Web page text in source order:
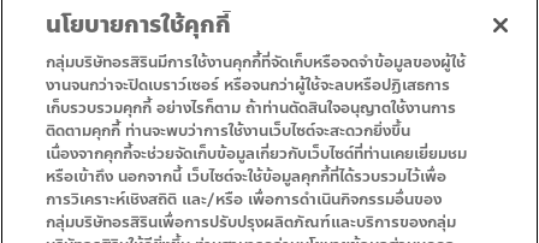
• Homepage
• Promotion
• Service
• Contact Us
นโยบายการใช้คุกกี้
กลุ่มบริษัทอรสิรินมีการใช้งานคุกกี้ที่จัดเก็บหรือจดจำข้อมูลของผู้ใช้
งานจนกว่าจะปิดเบราว์เซอร์ หรือจนกว่าผู้ใช้จะลบหรือปฏิเสธการ
เก็บรวบรวมคุกกี้ อย่างไรก็ตาม ถ้าท่านตัดสินใจอนุญาตใช้งานการ
ติดตามคุกกี้ ท่านจะพบว่าการใช้งานเว็บไซต์จะสะดวกยิ่งขึ้น
เนื่องจากคุกกี้จะช่วยจัดเก็บข้อมูลเกี่ยวกับเว็บไซต์ที่ท่านเคยเยี่ยมชม
หรือเข้าถึง นอกจากนี้ เว็บไซต์จะใช้ข้อมูลคุกกี้ที่ได้รวบรวมไว้เพื่อ
การวิเคราะห์เชิงสถิติ และ/หรือ เพื่อการดำเนินกิจกรรมอื่นของ
กลุ่มบริษัทอรสิรินเพื่อการปรับปรุงผลิตภัณฑ์และบริการของกลุ่ม